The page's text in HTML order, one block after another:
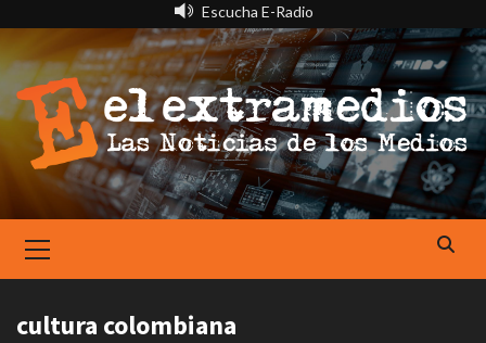
contenido
Escucha E-Radio
Menu
cultura colombiana